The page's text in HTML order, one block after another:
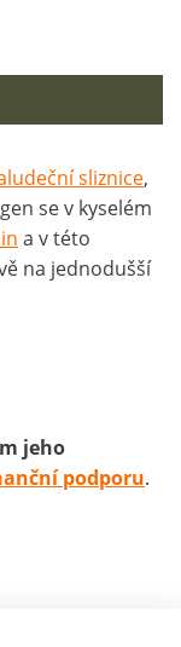
sliznice,
se v kyselém
a v této
na jednodušší
jeho
podporu.